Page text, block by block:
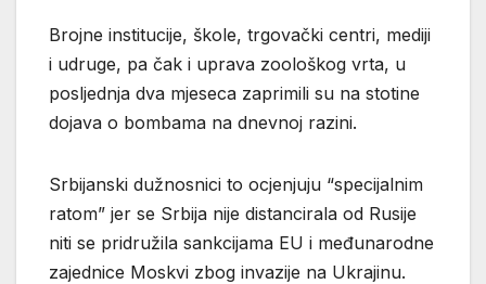
Brojne institucije, škole, trgovački centri, mediji
i udruge, pa čak i uprava zoološkog vrta, u
posljednja dva mjeseca zaprimili su na stotine
dojava o bombama na dnevnoj razini.
Srbijanski dužnosnici to ocjenjuju “specijalnim
ratom” jer se Srbija nije distancirala od Rusije
niti se pridružila sankcijama EU i međunarodne
zajednice Moskvi zbog invazije na Ukrajinu.